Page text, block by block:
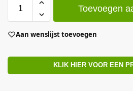
Toevoegen
Aan wenslijst toevoegen
KLIK HIER VOOR EEN